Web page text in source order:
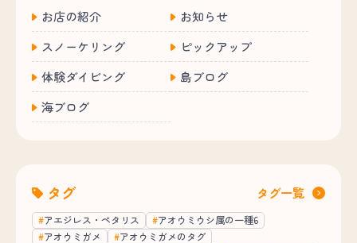
お店の紹介
お知らせ
スノーケリング
ピックアップ
体験ダイビング
島ブログ
海ブログ
タグ タグ一覧
アエジレス・ペタリス
アオウミウシ属の一種6
アオウミガメ
アオウミガメのタグ